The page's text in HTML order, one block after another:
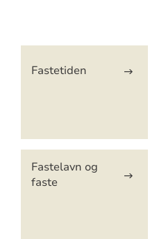
Fastetiden
Fastelavn og
faste